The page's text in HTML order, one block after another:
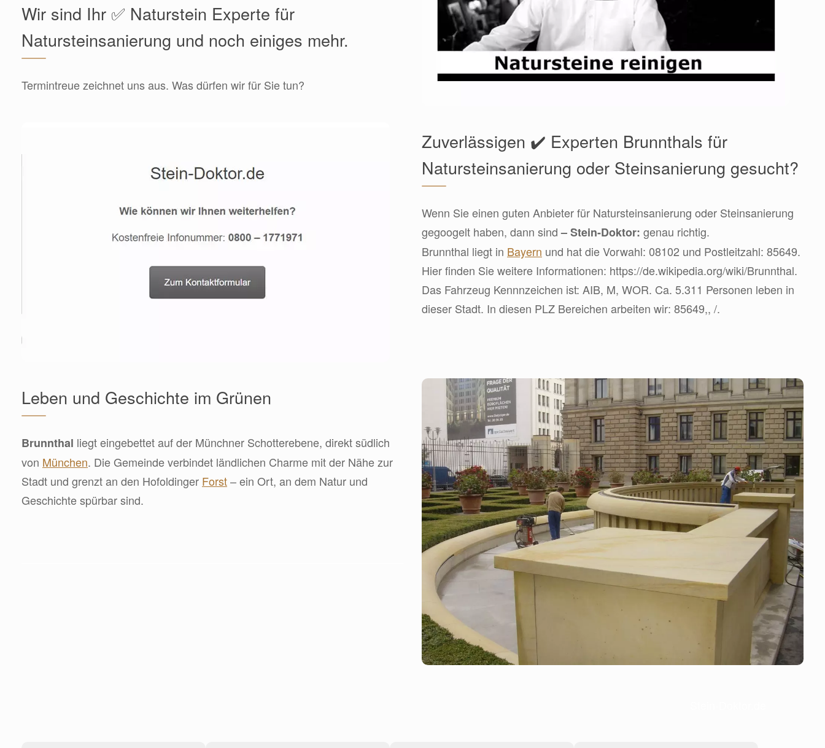
Wir sind Ihr ✅ Naturstein Experte für
Natursteinsanierung und noch einiges mehr.
Termintreue zeichnet uns aus. Was dürfen wir für Sie tun?
Zuverlässigen ✔️ Experten Brunnthals für
Natursteinsanierung oder Steinsanierung gesucht?
Wenn Sie einen guten Anbieter für Natursteinsanierung oder Steinsanierung
gegoogelt haben, dann sind– Stein-Doktor: genau richtig.
Brunnthal liegt in Bayern und hat die Vorwahl: 08102 und Postleitzahl: 85649.
Hier finden Sie weitere Informationen: https://de.wikipedia.org/wiki/Brunnthal.
Das Fahrzeug Kennnzeichen ist: AIB, M, WOR. Ca. 5.311 Personen leben in
dieser Stadt. In diesen PLZ Bereichen arbeiten wir: 85649,, /.
Leben und Geschichte im Grünen
Brunnthal liegt eingebettet auf der Münchner Schotterebene, direkt südlich
von München. Die Gemeinde verbindet ländlichen Charme mit der Nähe zur
Stadt und grenzt an den Hofoldinger Forst– ein Ort, an dem Natur und
Geschichte spürbar sind.